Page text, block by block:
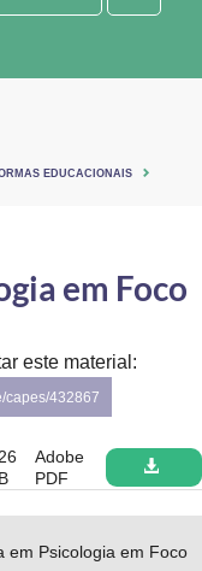
EDUCACIONAIS
em Foco
este material:
capes/432867
Adobe
PDF
em Psicologia em Foco